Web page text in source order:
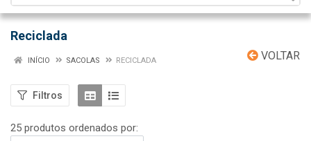
Reciclada
VOLTAR
INÍCIO SACOLAS RECICLADA
Filtros
25 produtos ordenados por: